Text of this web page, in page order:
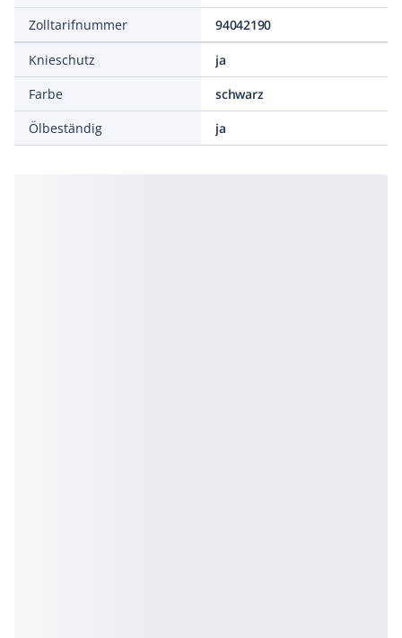
Zolltarifnummer
94042190
Knieschutz
ja
Farbe
schwarz
Ölbeständig
ja